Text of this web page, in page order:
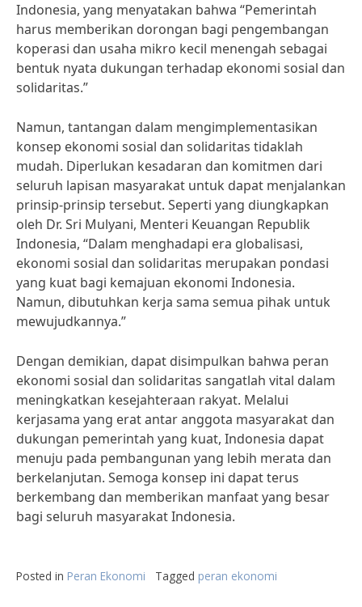
Indonesia, yang menyatakan bahwa “Pemerintah
harus memberikan dorongan bagi pengembangan
koperasi dan usaha mikro kecil menengah sebagai
bentuk nyata dukungan terhadap ekonomi sosial dan
solidaritas.”
Namun, tantangan dalam mengimplementasikan
konsep ekonomi sosial dan solidaritas tidaklah
mudah. Diperlukan kesadaran dan komitmen dari
seluruh lapisan masyarakat untuk dapat menjalankan
prinsip-prinsip tersebut. Seperti yang diungkapkan
oleh Dr. Sri Mulyani, Menteri Keuangan Republik
Indonesia, “Dalam menghadapi era globalisasi,
ekonomi sosial dan solidaritas merupakan pondasi
yang kuat bagi kemajuan ekonomi Indonesia.
Namun, dibutuhkan kerja sama semua pihak untuk
mewujudkannya.”
Dengan demikian, dapat disimpulkan bahwa peran
ekonomi sosial dan solidaritas sangatlah vital dalam
meningkatkan kesejahteraan rakyat. Melalui
kerjasama yang erat antar anggota masyarakat dan
dukungan pemerintah yang kuat, Indonesia dapat
menuju pada pembangunan yang lebih merata dan
berkelanjutan. Semoga konsep ini dapat terus
berkembang dan memberikan manfaat yang besar
bagi seluruh masyarakat Indonesia.
Posted in Peran Ekonomi Tagged peran ekonomi